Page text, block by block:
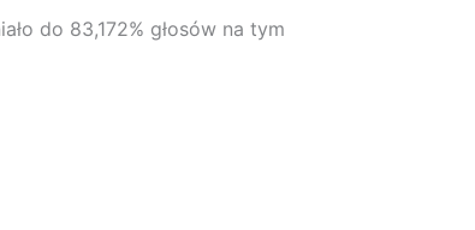
do 83,172% głosów na tym